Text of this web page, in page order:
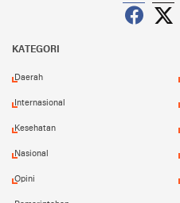
KATEGORI
Daerah
Internasional
Kesehatan
Nasional
Opini